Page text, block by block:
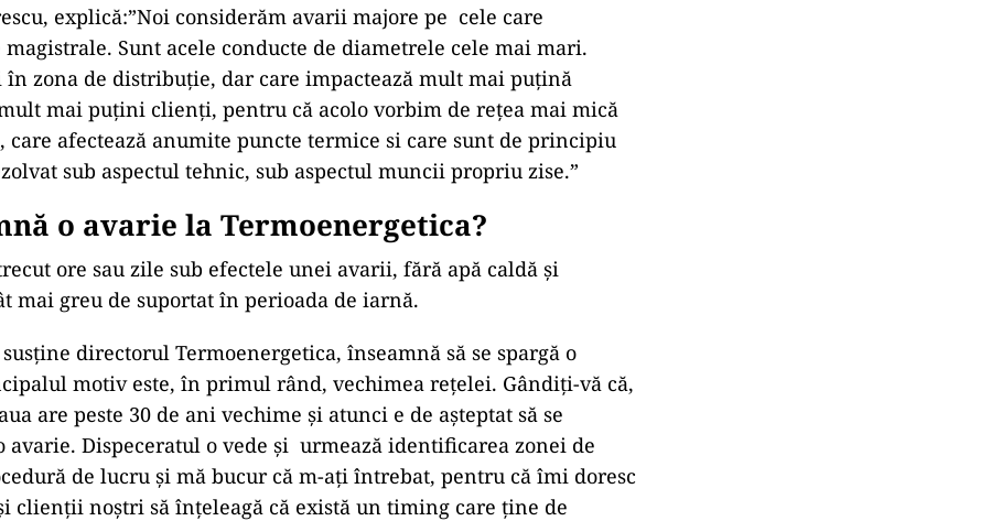
explică:”Noi considerăm avarii majore pe cele care
magistrale. Sunt acele conducte de diametrele cele mai mari.
în zona de distribuție, dar care impactează mult mai puțină
mai puțini clienți, pentru că acolo vorbim de rețea mai mică
care afectează anumite puncte termice si care sunt de principiu
sub aspectul tehnic, sub aspectul muncii propriu zise.”
o avarie la Termoenergetica?
ore sau zile sub efectele unei avarii, fără apă caldă și
mai greu de suportat în perioada de iarnă.
directorul Termoenergetica, înseamnă să se spargă o
motiv este, în primul rând, vechimea rețelei. Gândiți-vă că,
are peste 30 de ani vechime și atunci e de așteptat să se
avarie. Dispeceratul o vede și urmează identificarea zonei de
de lucru și mă bucur că m-ați întrebat, pentru că îmi doresc
clienții noștri să înțeleagă că există un timing care ține de